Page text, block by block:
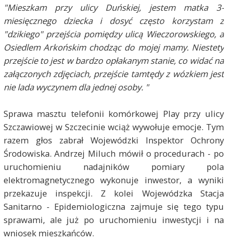
"Mieszkam przy ulicy Duńskiej, jestem matka 3-
miesięcznego dziecka i dosyć często korzystam z
"dzikiego" przejścia pomiędzy ulicą Wieczorowskiego, a
Osiedlem Arkońskim chodząc do mojej mamy. Niestety
przejście to jest w bardzo opłakanym stanie, co widać na
załączonych zdjęciach, przejście tamtędy z wózkiem jest
nie lada wyczynem dla jednej osoby. "
Sprawa masztu telefonii komórkowej Play przy ulicy
Szczawiowej w Szczecinie wciąż wywołuje emocje. Tym
razem głos zabrał Wojewódzki Inspektor Ochrony
Środowiska. Andrzej Miluch mówił o procedurach - po
uruchomieniu nadajników pomiary pola
elektromagnetycznego wykonuje inwestor, a wyniki
przekazuje inspekcji. Z kolei Wojewódzka Stacja
Sanitarno - Epidemiologiczna zajmuje się tego typu
sprawami, ale już po uruchomieniu inwestycji i na
wniosek mieszkańców.